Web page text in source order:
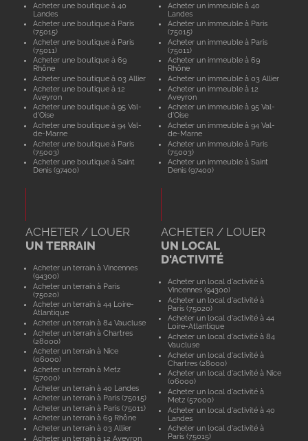
Acheter une boutique à 40
Landes
Acheter une boutique à Paris
(75015)
Acheter une boutique à Paris
(75011)
Acheter une boutique à 69
Rhône
Acheter une boutique à 03 Allier
Acheter une boutique à 12
Aveyron
Acheter une boutique à 95 Val-
d'Oise
Acheter une boutique à 94 Val-
de-Marne
Acheter une boutique à Paris
(75003)
Acheter une boutique à Saint
Denis (97400)
Acheter un immeuble à 40
Landes
Acheter un immeuble à Paris
(75015)
Acheter un immeuble à Paris
(75011)
Acheter un immeuble à 69
Rhône
Acheter un immeuble à 03 Allier
Acheter un immeuble à 12
Aveyron
Acheter un immeuble à 95 Val-
d'Oise
Acheter un immeuble à 94 Val-
de-Marne
Acheter un immeuble à Paris
(75003)
Acheter un immeuble à Saint
Denis (97400)
ACHETER / LOUER
UN TERRAIN
Acheter un terrain à Vincennes
(94300)
Acheter un terrain à Paris
(75020)
Acheter un terrain à 44 Loire-
Atlantique
Acheter un terrain à 84 Vaucluse
Acheter un terrain à Chartres
(28000)
Acheter un terrain à Nice
(06000)
Acheter un terrain à Metz
(57000)
Acheter un terrain à 40 Landes
Acheter un terrain à Paris (75015)
Acheter un terrain à Paris (75011)
Acheter un terrain à 69 Rhône
Acheter un terrain à 03 Allier
Acheter un terrain à 12 Aveyron
ACHETER / LOUER
UN LOCAL
D'ACTIVITÉ
Acheter un local d'activité à
Vincennes (94300)
Acheter un local d'activité à
Paris (75020)
Acheter un local d'activité à 44
Loire-Atlantique
Acheter un local d'activité à 84
Vaucluse
Acheter un local d'activité à
Chartres (28000)
Acheter un local d'activité à Nice
(06000)
Acheter un local d'activité à
Metz (57000)
Acheter un local d'activité à 40
Landes
Acheter un local d'activité à
Paris (75015)